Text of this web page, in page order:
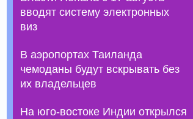
вводят систему электронных
виз
В аэропортах Таиланда
чемоданы будут вскрывать без
их владельцев
На юго-востоке Индии открылся